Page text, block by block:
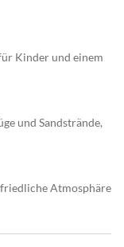
Kinder und einem
und Sandstrände,
Atmosphäre